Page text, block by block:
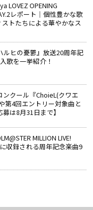
LOVEZ OPENING
レポート｜個性豊かな歌
トたちによる華やかなス
ルヒの憂鬱』放送20周年記
歌を一挙紹介！
ンクール『ChoieL(クワエ
第4回エントリー対象曲と
は8月31日まで】
MILLION LIVE!
に収録される周年記念楽曲9